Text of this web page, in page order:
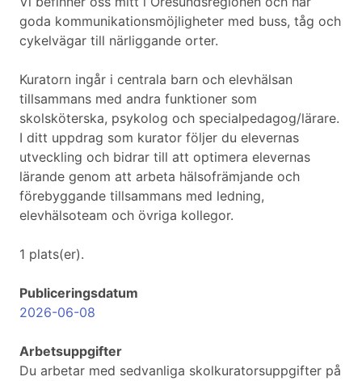
goda kommunikationsmöjligheter med buss, tåg och
cykelvägar till närliggande orter.
Kuratorn ingår i centrala barn och elevhälsan
tillsammans med andra funktioner som
skolsköterska, psykolog och specialpedagog/lärare.
I ditt uppdrag som kurator följer du elevernas
utveckling och bidrar till att optimera elevernas
lärande genom att arbeta hälsofrämjande och
förebyggande tillsammans med ledning,
elevhälsoteam och övriga kollegor.
1 plats(er).
Publiceringsdatum
2026-06-08
Arbetsuppgifter
Du arbetar med sedvanliga skolkuratorsuppgifter på